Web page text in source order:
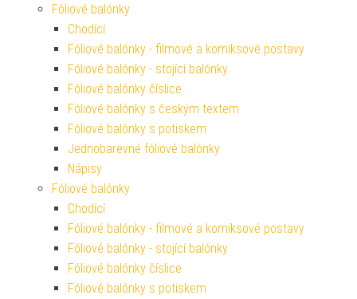
Fóliové balónky
Chodící
Fóliové balónky - filmové a komiksové postavy
Fóliové balónky - stojící balónky
Fóliové balónky číslice
Fóliové balónky s českým textem
Fóliové balónky s potiskem
Jednobarevné fóliové balónky
Nápisy
Fóliové balónky
Chodící
Fóliové balónky - filmové a komiksové postavy
Fóliové balónky - stojící balónky
Fóliové balónky číslice
Fóliové balónky s potiskem